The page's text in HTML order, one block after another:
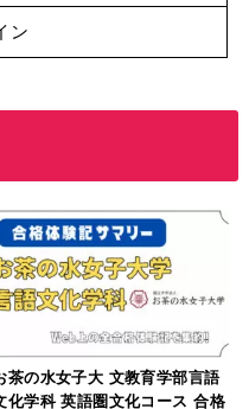
ン
茶の水女子大 文教育学部言語
化学科 英語圏文化コース 合格